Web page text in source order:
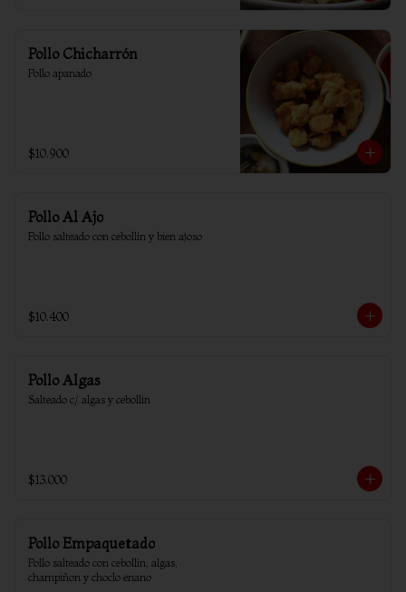
Pollo Chicharrón
Pollo apanado
$10.900
Pollo Al Ajo
Pollo salteado con cebollín y bien ajoso
$10.400
Pollo Algas
Salteado c/ algas y cebollin
$13.000
Pollo Empaquetado
Pollo salteado con cebollín, algas,
champiñon y choclo enano